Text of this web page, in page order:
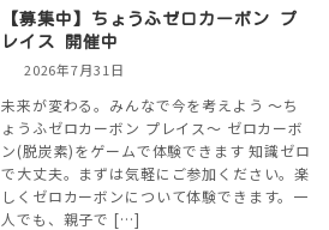
【募集中】ちょうふゼロカーボン プ
レイス 開催中
2026年7月31日
未来が変わる。みんなで今を考えよう 〜ち
ょうふゼロカーボン プレイス〜 ゼロカーボ
ン(脱炭素)をゲームで体験できます 知識ゼロ
で大丈夫。まずは気軽にご参加ください。楽
しくゼロカーボンについて体験できます。一
人でも、親子で […]